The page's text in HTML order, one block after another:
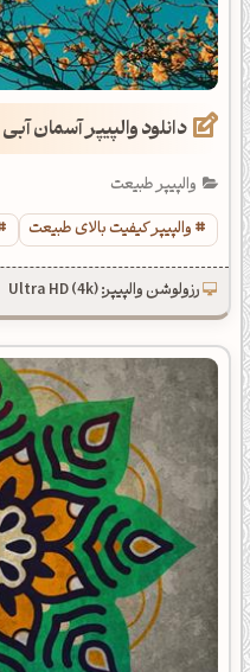
دانلود والپیپر آسمان
والپیپر طبیعت
والپیپر کیفیت بالای طبیعت
رزولوشن والپیپر: Ultra HD (4k)